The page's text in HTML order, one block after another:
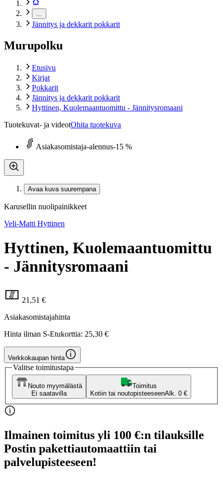
Jännitys ja dekkarit pokkarit
Murupolku
Etusivu
Kirjat
Pokkarit
Jännitys ja dekkarit pokkarit
Hyttinen, Kuolemaantuomittu - Jännitysromaani
Tuotekuvat- ja videotOhita tuotekuva
Asiakasomistaja-alennus-15 %
Avaa kuva suurempana
Karusellin nuolipainikkeet
Veli-Matti Hyttinen
Hyttinen, Kuolemaantuomittu
- Jännitysromaani
21,51 €
Asiakasomistajahinta
Hinta ilman S-Etukorttia: 25,30 €
Verkkokaupan hinta
Valitse toimitustapa
Nouto myymälästä
Ei saatavilla
Toimitus
Kotiin tai noutopisteeseenAlk. 0 €
Ilmainen toimitus yli 100 €:n tilauksille
Postin pakettiautomaattiin tai
palvelupisteeseen!